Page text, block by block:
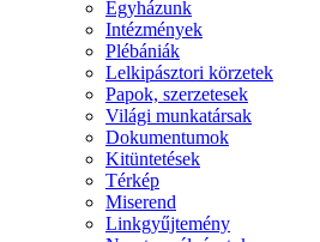
Egyházunk
Intézmények
Plébániák
Lelkipásztori körzetek
Papok, szerzetesek
Világi munkatársak
Dokumentumok
Kitüntetések
Térkép
Miserend
Linkgyűjtemény